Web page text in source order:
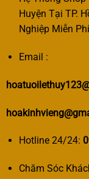
Huyện Tại TP.
Nghiệp Miễn
Email :
Hotline 24/24:
Chăm Sóc